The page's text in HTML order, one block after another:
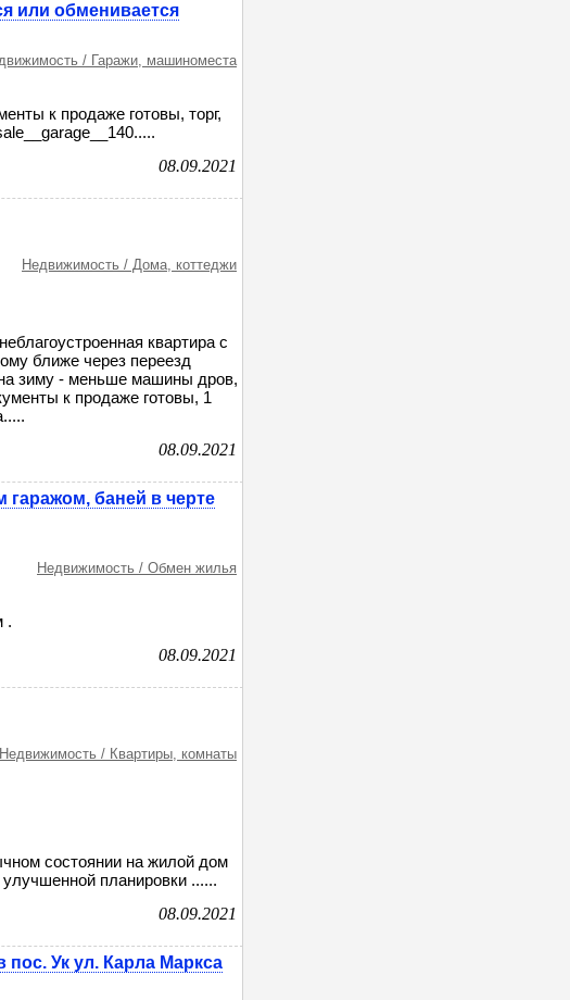
или обменивается
/ Гаражи, машиноместа
к продаже готовы, торг,
08.09.2021
Недвижимость / Дома, коттеджи
квартира с
ближе через переезд
зиму - меньше машины дров,
к продаже готовы, 1
08.09.2021
баней в черте
Недвижимость / Обмен жилья
.
08.09.2021
Недвижимость / Квартиры, комнаты
состоянии на жилой дом
улучшенной планировки ......
08.09.2021
Ук ул. Карла Маркса